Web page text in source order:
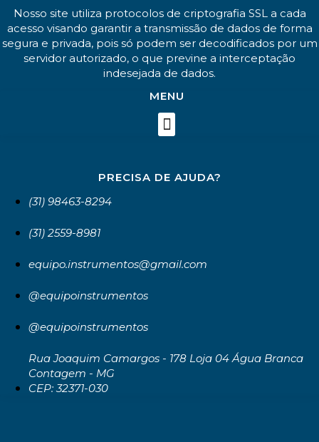
Nosso site utiliza protocolos de criptografia SSL a cada
acesso visando garantir a transmissão de dados de forma
segura e privada, pois só podem ser decodificados por um
servidor autorizado, o que previne a interceptação
indesejada de dados.
MENU
PRECISA DE AJUDA?
(31) 98463-8294
(31) 2559-8981
equipo.instrumentos@gmail.com
@equipoinstrumentos
@equipoinstrumentos
Rua Joaquim Camargos - 178 Loja 04 Água Branca
Contagem - MG
CEP: 32371-030